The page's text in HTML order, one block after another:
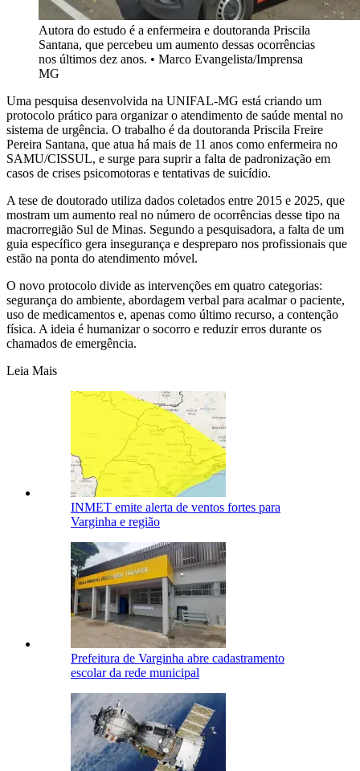
Autora do estudo é a enfermeira e doutoranda Priscila
Santana, que percebeu um aumento dessas ocorrências
nos últimos dez anos. • Marco Evangelista/Imprensa
MG
Uma pesquisa desenvolvida na UNIFAL-MG está criando um
protocolo prático para organizar o atendimento de saúde mental no
sistema de urgência. O trabalho é da doutoranda Priscila Freire
Pereira Santana, que atua há mais de 11 anos como enfermeira no
SAMU/CISSUL, e surge para suprir a falta de padronização em
casos de crises psicomotoras e tentativas de suicídio.
A tese de doutorado utiliza dados coletados entre 2015 e 2025, que
mostram um aumento real no número de ocorrências desse tipo na
macrorregião Sul de Minas. Segundo a pesquisadora, a falta de um
guia específico gera insegurança e despreparo nos profissionais que
estão na ponta do atendimento móvel.
O novo protocolo divide as intervenções em quatro categorias:
segurança do ambiente, abordagem verbal para acalmar o paciente,
uso de medicamentos e, apenas como último recurso, a contenção
física. A ideia é humanizar o socorro e reduzir erros durante os
chamados de emergência.
Leia Mais
INMET emite alerta de ventos fortes para
Varginha e região
Prefeitura de Varginha abre cadastramento
escolar da rede municipal